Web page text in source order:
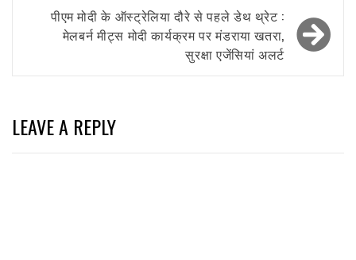
पीएम मोदी के ऑस्ट्रेलिया दौरे से पहले डेथ थ्रेट :
मेलबर्न मीट्स मोदी कार्यक्रम पर मंडराया खतरा,
सुरक्षा एजेंसियां अलर्ट
LEAVE A REPLY